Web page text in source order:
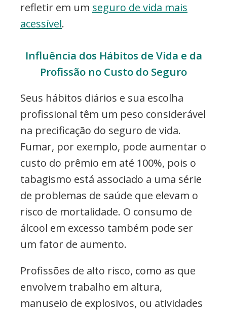
refletir em um seguro de vida mais
acessível.
Influência dos Hábitos de Vida e da
Profissão no Custo do Seguro
Seus hábitos diários e sua escolha
profissional têm um peso considerável
na precificação do seguro de vida.
Fumar, por exemplo, pode aumentar o
custo do prêmio em até 100%, pois o
tabagismo está associado a uma série
de problemas de saúde que elevam o
risco de mortalidade. O consumo de
álcool em excesso também pode ser
um fator de aumento.
Profissões de alto risco, como as que
envolvem trabalho em altura,
manuseio de explosivos, ou atividades